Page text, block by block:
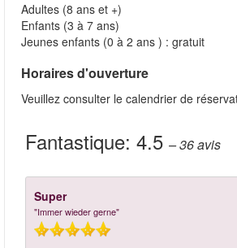
Adultes (8 ans et +)
Enfants (3 à 7 ans)
Jeunes enfants (0 à 2 ans ) : gratuit
Horaires d'ouverture
Veuillez consulter le calendrier de
Fantastique: 4.5 – 36avis
Super
"Immer wieder gerne"